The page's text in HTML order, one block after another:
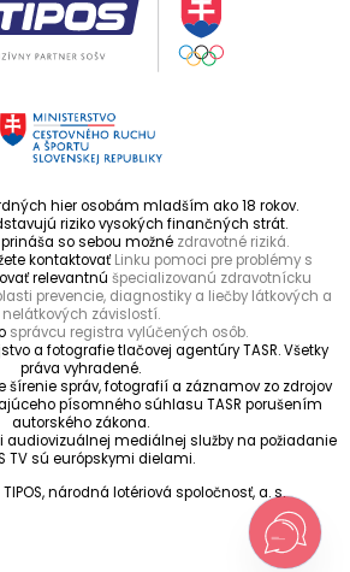
hier osobám mladším ako 18 rokov.
riziko vysokých finančných strát.
so sebou možné zdravotné riziká.
kontaktovaťLinku pomoci pre problémy s
relevantnú špecializovanú zdravotnícku
prevencie, diagnostiky a liečby látkových a
nelátkových závislostí.
správcu registra vylúčených osôb.
a fotografie tlačovej agentúry TASR. Všetky
práva vyhradené.
šírenie správ, fotografií a záznamov zo zdrojov
písomného súhlasu TASR porušením
autorského zákona.
audiovizuálnej mediálnej služby na požiadanie
TV sú európskymi dielami.
národná lotériová spoločnosť, a. s.